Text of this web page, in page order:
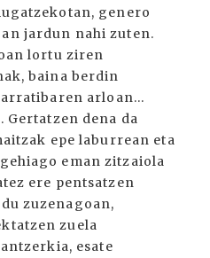
genero
jardun nahi zuten.
lortu ziren
baina berdin
arloan...
dena da
epe laburrean eta
eman zitzaiola
ere pentsatzen
zuzenagoan,
zuela
esate